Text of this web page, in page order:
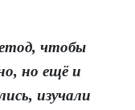
чтобы
но ещё и
изучали